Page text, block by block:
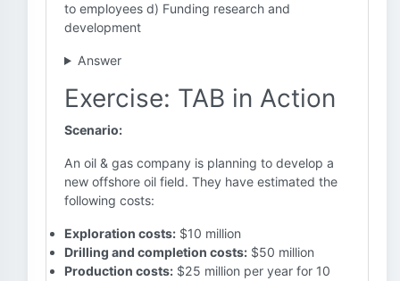
to employees d) Funding research and
development
Answer
Exercise: TAB in Action
Scenario:
An oil & gas company is planning to develop a
new offshore oil field. They have estimated the
following costs:
Exploration costs: $10 million
Drilling and completion costs: $50 million
Production costs: $25 million per year for 10